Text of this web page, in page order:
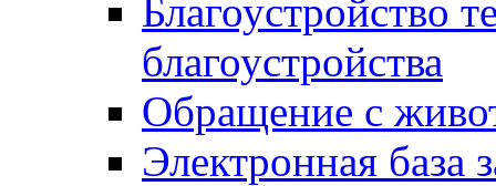
Благоустройство
благоустройства
Обращение с
Электронная база